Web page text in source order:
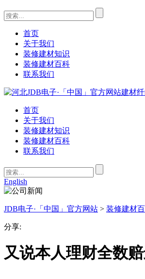
首页
关于我们
装修建材知识
装修建材百科
联系我们
首页
关于我们
装修建材知识
装修建材百科
联系我们
English
JDB电子·「中国」官方网站 > 装修建材
分享:
又说本人理财全数